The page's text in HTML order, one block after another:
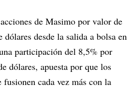
de Masimo por valor de
desde la salida a bolsa en
participación del 8,5% por
dólares, apuesta por que los
cada vez más con la